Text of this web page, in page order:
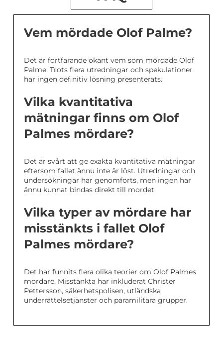
Vem mördade Olof Palme?
Det är fortfarande okänt vem som mördade Olof
Palme. Trots flera utredningar och spekulationer
har ingen definitiv lösning presenterats.
Vilka kvantitativa
mätningar finns om Olof
Palmes mördare?
Det är svårt att ge exakta kvantitativa mätningar
eftersom fallet ännu inte är löst. Utredningar och
undersökningar har genomförts, men ingen har
ännu kunnat bindas direkt till mordet.
Vilka typer av mördare har
misstänkts i fallet Olof
Palmes mördare?
Det har funnits flera olika teorier om Olof Palmes
mördare. Misstänkta har inkluderat Christer
Pettersson, säkerhetspolisen, utländska
underrättelsetjänster och paramilitära grupper.